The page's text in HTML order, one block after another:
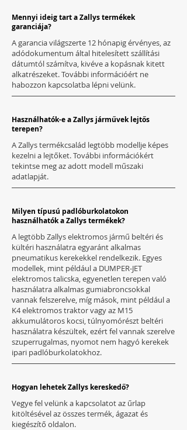
Mennyi ideig tart a Zallys termékek
garanciája?
A garancia világszerte 12 hónapig érvényes, az
adódokumentum által hitelesített szállítási
dátumtól számítva, kivéve a kopásnak kitett
alkatrészeket. További információért ne
habozzon kapcsolatba lépni velünk.
Használhatók-e a Zallys járművek lejtős
terepen?
A Zallys termékcsalád legtöbb modellje képes
kezelni a lejtőket. További információkért
tekintse meg az adott modell műszaki
adatlapját.
Milyen típusú padlóburkolatokon
használhatók a Zallys termékek?
A legtöbb Zallys elektromos jármű beltéri és
kültéri használatra egyaránt alkalmas
pneumatikus kerekekkel rendelkezik. Egyes
modellek, mint például a DUMPER-JET
elektromos talicska, egyenetlen terepen való
használatra alkalmas gumiabroncsokkal
vannak felszerelve, míg mások, mint például a
K4 elektromos traktor vagy az M15
akkumulátoros kocsi, túlnyomórészt beltéri
használatra készültek, ezért fel vannak szerelve
szuperrugalmas, nyomot nem hagyó kerekek
ipari padlóburkolatokhoz.
Hogyan lehetek Zallys kereskedő?
Vegye fel velünk a kapcsolatot az űrlap
kitöltésével az összes termék, ágazat és
kiegészítő oldalon.